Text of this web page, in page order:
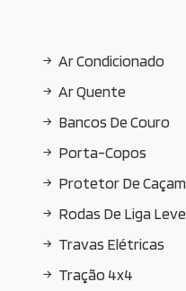
Ar Condicionado
Ar Quente
Bancos De Couro
Porta-Copos
Protetor De
Rodas De Liga Leve
Travas Elétricas
Tração 4x4